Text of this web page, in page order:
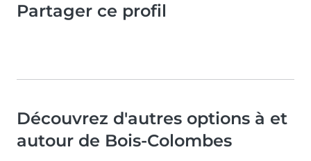
Partager ce profil
Découvrez d'autres options à et
autour de Bois-Colombes